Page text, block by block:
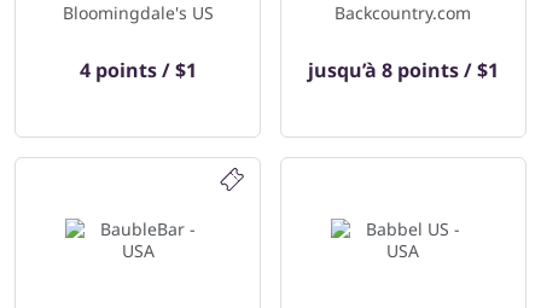
Bloomingdale's US
4 points / $1
Backcountry.com
jusqu’à 8 points / $1